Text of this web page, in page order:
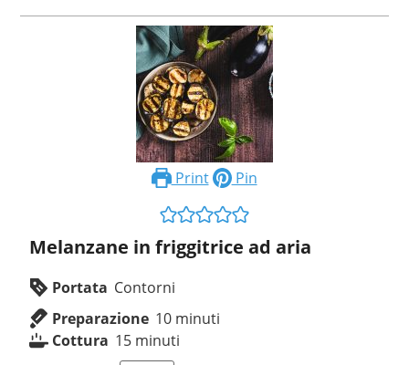
Print Pin
Melanzane in friggitrice ad aria
Portata Contorni
Preparazione 10 minuti
Cottura 15 minuti